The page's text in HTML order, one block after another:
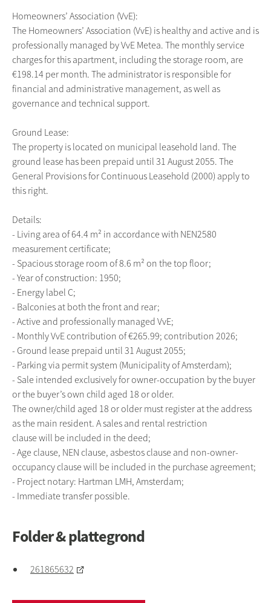
Homeowners’ Association (VvE):
The Homeowners’ Association (VvE) is healthy and active and is
professionally managed by VvE Metea. The monthly service
charges for this apartment, including the storage room, are
€198.14 per month. The administrator is responsible for
financial and administrative management, as well as
governance and technical support.
Ground Lease:
The property is located on municipal leasehold land. The
ground lease has been prepaid until 31 August 2055. The
General Provisions for Continuous Leasehold (2000) apply to
this right.
Details:
- Living area of 64.4 m² in accordance with NEN2580
measurement certificate;
- Spacious storage room of 8.6 m² on the top floor;
- Year of construction: 1950;
- Energy label C;
- Balconies at both the front and rear;
- Active and professionally managed VvE;
- Monthly VvE contribution of €265.99; contribution 2026;
- Ground lease prepaid until 31 August 2055;
- Parking via permit system (Municipality of Amsterdam);
- Sale intended exclusively for owner-occupation by the buyer
or the buyer’s own child aged 18 or older.
The owner/child aged 18 or older must register at the address
as the main resident. A sales and rental restriction
clause will be included in the deed;
- Age clause, NEN clause, asbestos clause and non-owner-
occupancy clause will be included in the purchase agreement;
- Project notary: Hartman LMH, Amsterdam;
- Immediate transfer possible.
Folder & plattegrond
261865632